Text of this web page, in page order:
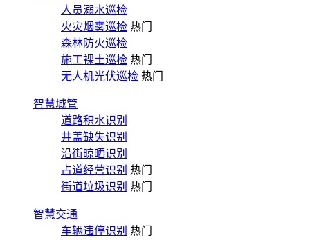
人员溺水巡检
火灾烟雾巡检 热门
森林防火巡检
施工裸土巡检 热门
无人机光伏巡检 热门
智慧城管
道路积水识别
井盖缺失识别
沿街晾晒识别
占道经营识别 热门
街道垃圾识别 热门
智慧交通
车辆违停识别 热门